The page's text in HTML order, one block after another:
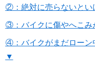
②：絶対に売らないと
③：バイクに傷やへこ
④：バイクがまだローン
▼